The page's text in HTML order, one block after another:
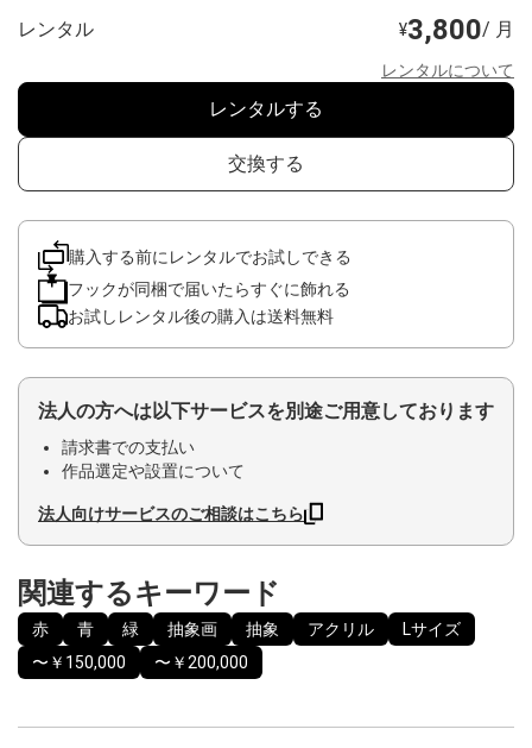
レンタル ¥3,800/ 月
レンタルについて
レンタルする
交換する
購入する前にレンタルでお試しできる
フックが同梱で届いたらすぐに飾れる
お試しレンタル後の購入は送料無料
法人の方へは以下サービスを別途ご用意しております
請求書での支払い
作品選定や設置について
法人向けサービスのご相談はこちら
関連するキーワード
赤 青 緑 抽象画 抽象 アクリル
Lサイズ
〜￥150,000
〜￥200,000